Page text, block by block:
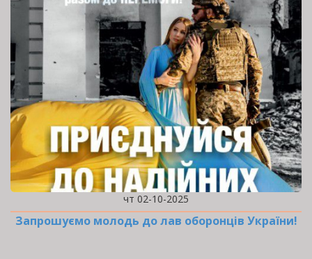
чт 02-10-2025
Запрошуємо молодь до лав оборонців України!